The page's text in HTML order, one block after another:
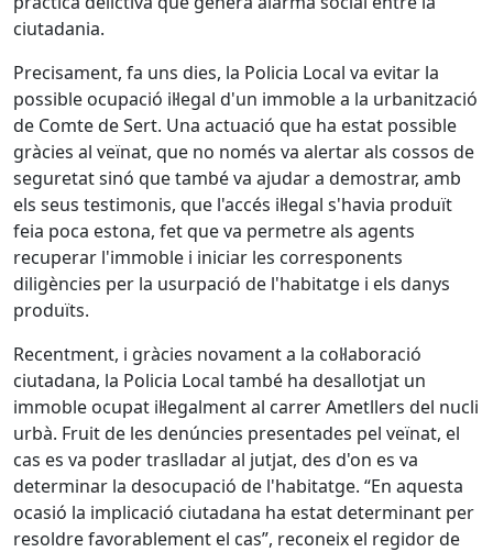
ciutadania.
Precisament, fa uns dies, la Policia Local va evitar la
possible ocupació il·legal d'un immoble a la urbanització
de Comte de Sert. Una actuació que ha estat possible
gràcies al veïnat, que no només va alertar als cossos de
seguretat sinó que també va ajudar a demostrar, amb
els seus testimonis, que l'accés il·legal s'havia produït
feia poca estona, fet que va permetre als agents
recuperar l'immoble i iniciar les corresponents
diligències per la usurpació de l'habitatge i els danys
produïts.
Recentment, i gràcies novament a la col·laboració
ciutadana, la Policia Local també ha desallotjat un
immoble ocupat il·legalment al carrer Ametllers del nucli
urbà. Fruit de les denúncies presentades pel veïnat, el
cas es va poder traslladar al jutjat, des d'on es va
determinar la desocupació de l'habitatge. “En aquesta
ocasió la implicació ciutadana ha estat determinant per
resoldre favorablement el cas”, reconeix el regidor de